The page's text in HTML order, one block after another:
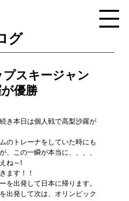
グ
スキージャン
優勝
き本日は個人戦で高梨沙羅が
のトレーナをしていた時にも
、この一瞬が本当に、、、、
ね～!
ます！！
を出発して日本に帰ります。
出発して次は、オリンピック